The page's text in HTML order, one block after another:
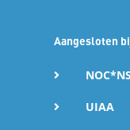
Aangesloten
UIAA